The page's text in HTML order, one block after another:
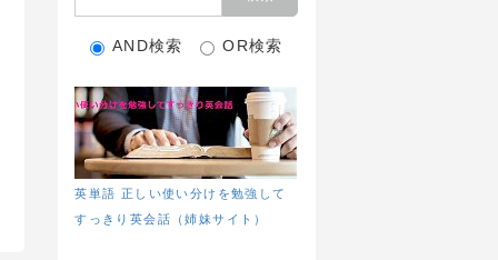
AND検索 OR検索
英単語 正しい使い分けを勉強して
すっきり英会話（姉妹サイト）